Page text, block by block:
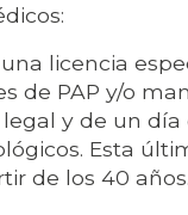
licencia
de PAP y/o
y de un día
Esta
de los 40 años.